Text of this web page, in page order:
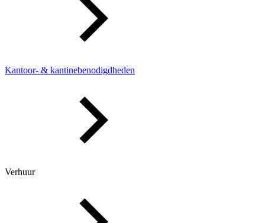
Kantoor- & kantinebenodigdheden
Verhuur